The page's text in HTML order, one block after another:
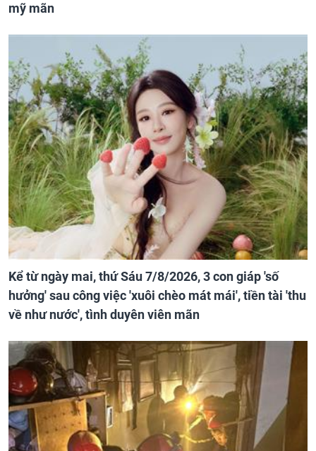
mỹ mãn
Kể từ ngày mai, thứ Sáu 7/8/2026, 3 con giáp 'số
hưởng' sau công việc 'xuôi chèo mát mái', tiền tài 'thu
về như nước', tình duyên viên mãn